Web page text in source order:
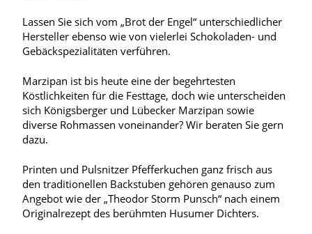
Lassen Sie sich vom „Brot der Engel“ unterschiedlicher
Hersteller ebenso wie von vielerlei Schokoladen- und
Gebäckspezialitäten verführen.
Marzipan ist bis heute eine der begehrtesten
Köstlichkeiten für die Festtage, doch wie unterscheiden
sich Königsberger und Lübecker Marzipan sowie
diverse Rohmassen voneinander? Wir beraten Sie gern
dazu.
Printen und Pulsnitzer Pfefferkuchen ganz frisch aus
den traditionellen Backstuben gehören genauso zum
Angebot wie der „Theodor Storm Punsch“ nach einem
Originalrezept des berühmten Husumer Dichters.